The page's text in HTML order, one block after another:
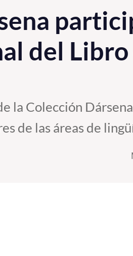
del Libro
la Colección
de las áreas de